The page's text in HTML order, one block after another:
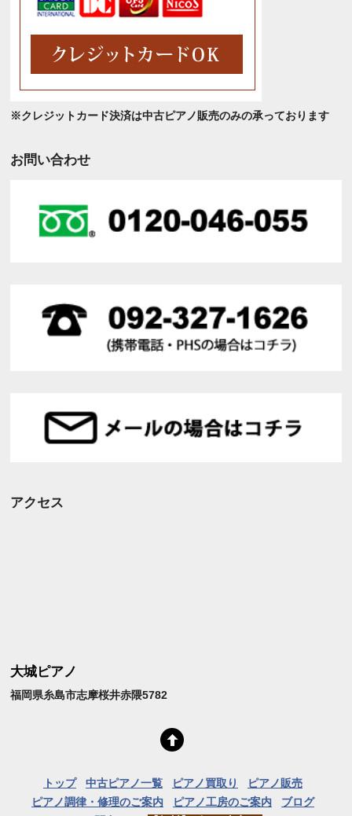
※クレジットカード決済は中古ピアノ販売のみの承っております
お問い合わせ
アクセス
大城ピアノ
福岡県糸島市志摩桜井赤隈5782
トップ 中古ピアノ一覧 ピアノ買取り
ピアノ販売
ピアノ調律・修理のご案内
ピアノ工房のご案内
ブログ